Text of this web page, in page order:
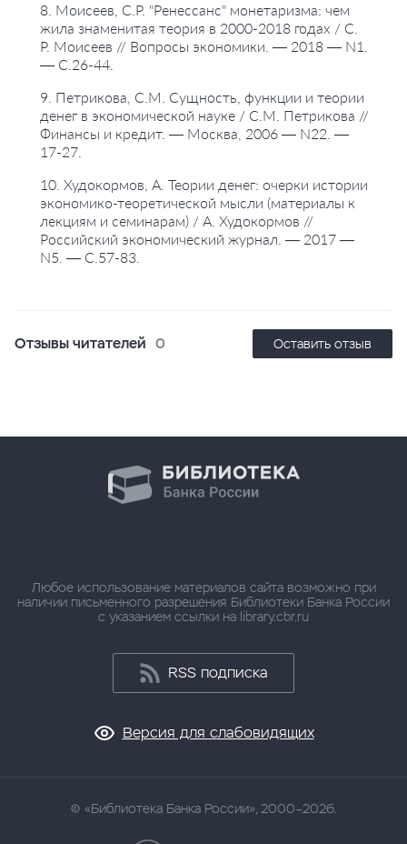
8. Моисеев, С.Р. "Ренессанс" монетаризма: чем
жила знаменитая теория в 2000-2018 годах / С.
Р. Моисеев // Вопросы экономики. — 2018 — N1.
— С.26-44.
9. Петрикова, С.М. Сущность, функции и теории
денег в экономической науке / С.М. Петрикова //
Финансы и кредит. — Москва, 2006 — N22. —
17-27.
10. Худокормов, А. Теории денег: очерки истории
экономико-теоретической мысли (материалы к
лекциям и семинарам) / А. Худокормов //
Российский экономический журнал. — 2017 —
N5. — С.57-83.
Отзывы читателей 0 Оставить отзыв
Любое использование материалов сайта возможно при
наличии письменного разрешения Библиотеки Банка России
с указанием ссылки на library.cbr.ru
RSS подписка
Версия для слабовидящих
«Библиотека Банка России», 2000–2026.